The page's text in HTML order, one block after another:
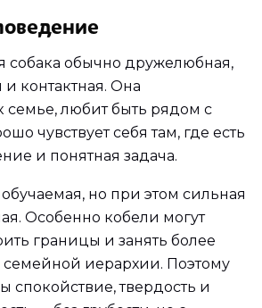
собака обычно дружелюбная,
контактная. Она
семье, любит быть рядом с
чувствует себя там, где есть
и понятная задача.
но при этом сильная
Особенно кобели могут
границы и занять более
семейной иерархии. Поэтому
спокойствие, твердость и